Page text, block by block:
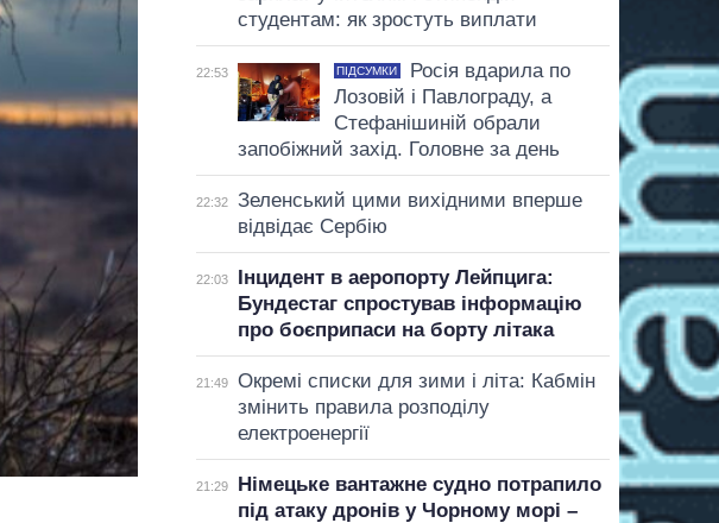
студентам: як зростуть виплати
22:53 ПІДСУМКИ
Росія вдарила по
Лозовій і Павлограду, а
Стефанішиній обрали
запобіжний захід. Головне за день
22:32
Зеленський цими вихідними вперше
відвідає Сербію
22:03
Інцидент в аеропорту Лейпцига:
Бундестаг спростував інформацію
про боєприпаси на борту літака
21:49
Окремі списки для зими і літа: Кабмін
змінить правила розподілу
електроенергії
21:29
Німецьке вантажне судно потрапило
під атаку дронів у Чорному морі –